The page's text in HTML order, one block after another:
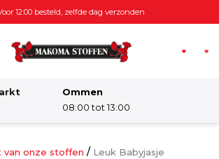
12:00 besteld, zelfde dag verzonden
Ommen
08:00 tot 13:00
Damesstoffen
van onze stoffen / Leuk Babyjasje